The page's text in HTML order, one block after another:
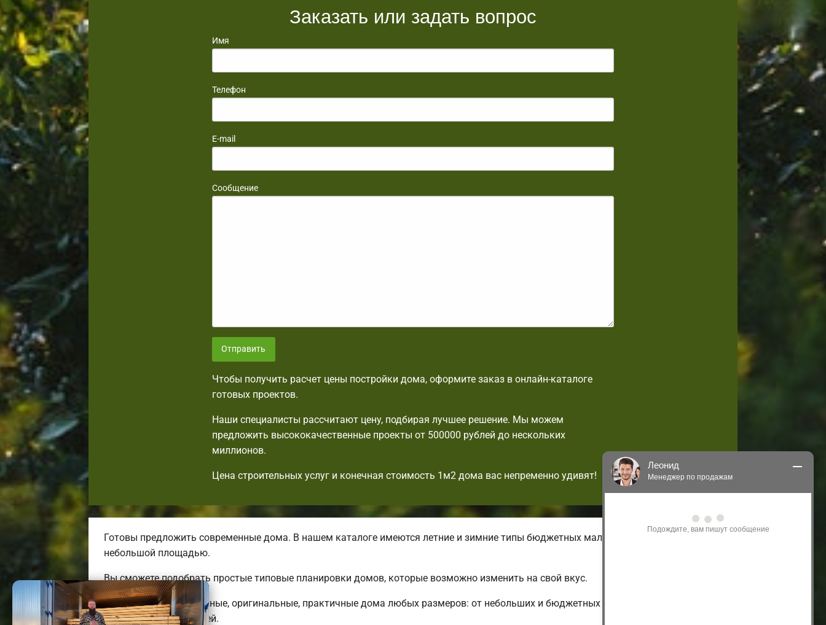
Заказать или задать вопрос
Имя
Телефон
E-mail
Сообщение
Отправить
Чтобы получить расчет цены постройки дома, оформите заказ в онлайн-каталоге
готовых проектов.
Наши специалисты рассчитают цену, подбирая лучшее решение. Мы можем
предложить высококачественные проекты от 500000 рублей до нескольких
миллионов.
Цена строительных услуг и конечная стоимость 1м2 дома вас непременно удивят!
Готовы предложить современные дома. В нашем каталоге имеются летние и зимние типы бюджетных малогабаритных домов с
небольшой площадью.
Вы сможете подобрать простые типовые планировки домов, которые возможно изменить на свой вкус.
Мы предлагаем надежные, оригинальные, практичные дома любых размеров: от небольших и бюджетных до огромных
трехэтажных коттеджей.
Леонид
Менеджер по продажам
Здравствуйте! Я могу
проконсультировать Вас по нашим
акциям и проектам.